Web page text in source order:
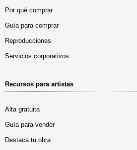
Por qué comprar
Guía para comprar
Reproducciones
Servicios corporativos
Recursos para artistas
Alta gratuita
Guía para vender
Destaca tu obra